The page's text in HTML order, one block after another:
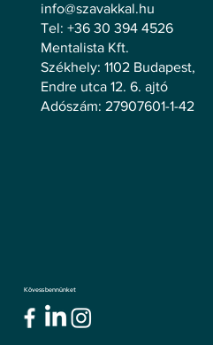
info@szavakkal.hu
Tel: +36 30 394 4526
Mentalista Kft.
Székhely: 1102 Budapest,
Endre utca 12. 6. ajtó
Adószám: 27907601-1-42
Kövess bennünket